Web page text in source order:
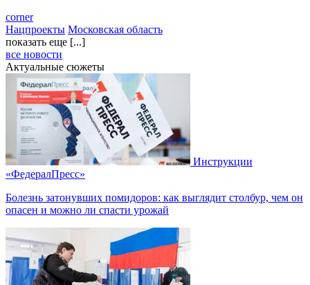
corner
Нацпроекты Московская область
показать еще [...]
все новости
Актуальные сюжеты
Инструкции
«ФедералПресс»
Болезнь затонувших помидоров: как выглядит столбур, чем он
опасен и можно ли спасти урожай